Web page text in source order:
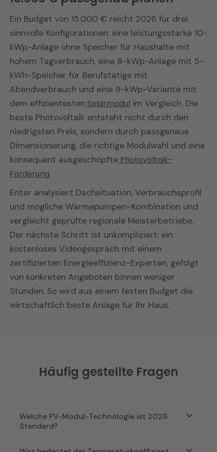
Ein Budget von 15.000 € reicht 2026 für drei
sinnvolle Konfigurationen: eine leistungsstarke 10-
kWp-Anlage ohne Speicher für Haushalte mit
hohem Tagverbrauch, eine 8-kWp-Anlage mit 5-
kWh-Speicher für Berufstätige mit
Abendverbrauch und eine 9-kWp-Variante mit
dem effizientesten Solarmodul im Vergleich. Die
beste Photovoltaik entsteht nicht durch den
niedrigsten Preis, sondern durch passgenaue
Dimensionierung, die richtige Modulwahl und eine
konsequent ausgeschöpfte Photovoltaik-
Förderung.
Enter analysiert Dachsituation, Verbrauchsprofil
und mögliche Wärmepumpen-Kombination und
vergleicht geprüfte regionale Meisterbetriebe.
Der nächste Schritt ist unkompliziert: ein
kostenloses Videogespräch mit einem
zertifizierten Energieeffizienz-Experten, gefolgt
von konkreten Angeboten binnen weniger
Stunden. So wird aus einem festen Budget die
wirtschaftlich beste Anlage für Ihr Haus.
Häufig gestellte Fragen
Welche PV-Modul-Technologie ist 2026
Standard?